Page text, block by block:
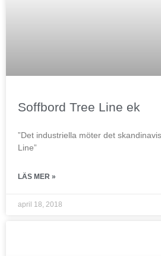
Soffbord Tree Line ek
”Det industriella möter det
Line”
LÄS MER »
april 18, 2018